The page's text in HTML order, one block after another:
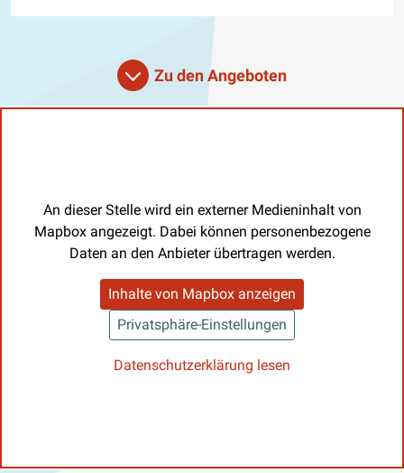
Zu den Angeboten
An dieser Stelle wird ein externer Medieninhalt von
Mapbox angezeigt. Dabei können personenbezogene
Daten an den Anbieter übertragen werden.
Inhalte von Mapbox anzeigen
Privatsphäre-Einstellungen
Datenschutzerklärung lesen